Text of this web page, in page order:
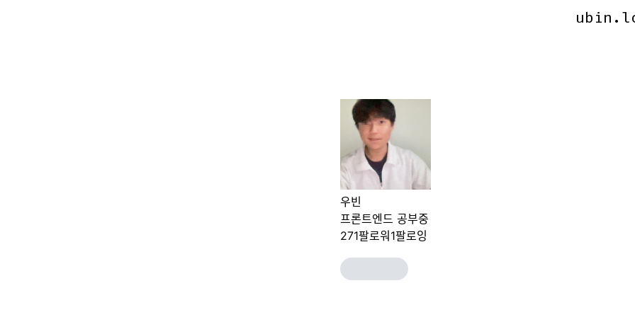
우빈
프론트엔드 공부중
271팔로워 1팔로잉